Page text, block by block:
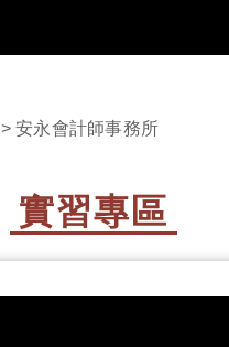
> 安永會計師事務所
實習專區